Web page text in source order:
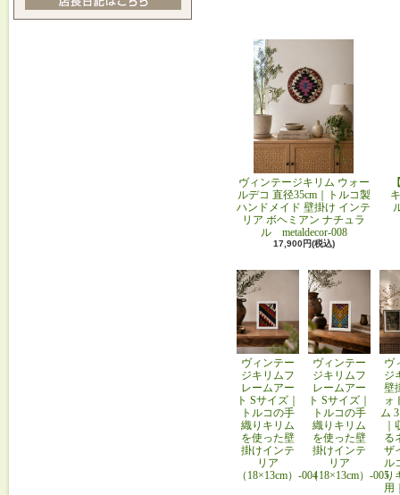
ヴィンテージキリム ウォー
ルデコ 直径35cm｜トルコ製
ハンドメイド 壁掛け インテ
リア ボヘミアン ナチュラ
ル metaldecor-008
17,900円(税込)
ヴィンテー
ジキリムフ
レームアー
ト Sサイズ｜
トルコの手
織りキリム
を使った壁
掛けインテ
リア
（18×13cm）-004
ヴィンテー
ジキリムフ
レームアー
ト Sサイズ｜
トルコの手
織りキリム
を使った壁
掛けインテ
リア
（18×13cm）-005
ヴ
ジ
壁
ォ
ム
る
ザ
ル
り
用